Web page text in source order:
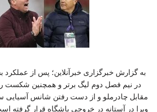
به گزارش خبرگزاری خبرآنلاین؛ پس از عملکرد
در نیم فصل دوم لیگ برتر و همچنین شکست
مقابل چادرملو و از دست رفتن شانس آسیایی
ویرا در آستانه در خروجی باشگاه قرار گرفته